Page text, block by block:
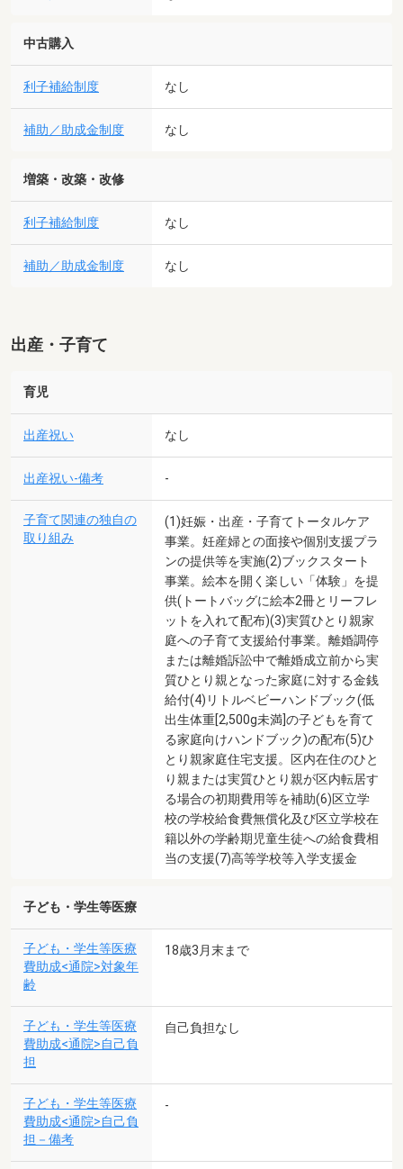
中古購入
利子補給制度 なし
補助／助成金制度 なし
増築・改築・改修
利子補給制度 なし
補助／助成金制度 なし
出産・子育て
育児
出産祝い なし
出産祝い-備考 -
子育て関連の独自の
取り組み
(1)妊娠・出産・子育てトータルケア
事業。妊産婦との面接や個別支援プラ
ンの提供等を実施(2)ブックスタート
事業。絵本を開く楽しい「体験」を提
供(トートバッグに絵本2冊とリーフレ
ットを入れて配布)(3)実質ひとり親家
庭への子育て支援給付事業。離婚調停
または離婚訴訟中で離婚成立前から実
質ひとり親となった家庭に対する金銭
給付(4)リトルベビーハンドブック(低
出生体重[2,500g未満]の子どもを育て
る家庭向けハンドブック)の配布(5)ひ
とり親家庭住宅支援。区内在住のひと
り親または実質ひとり親が区内転居す
る場合の初期費用等を補助(6)区立学
校の学校給食費無償化及び区立学校在
籍以外の学齢期児童生徒への給食費相
当の支援(7)高等学校等入学支援金
子ども・学生等医療
子ども・学生等医療
費助成<通院>対象年
齢
18歳3月末まで
子ども・学生等医療
費助成<通院>自己負
担
自己負担なし
子ども・学生等医療
費助成<通院>自己負
担－備考
-